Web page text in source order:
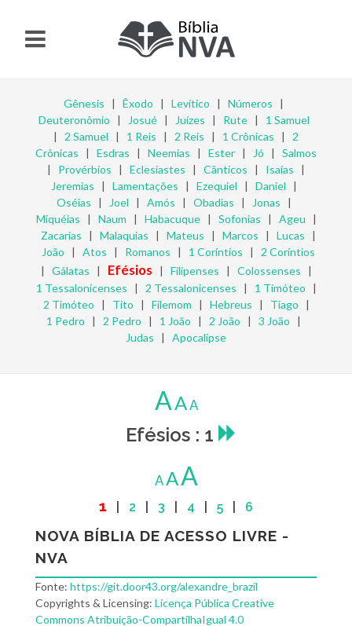
Gênesis | Êxodo | Levítico | Números |
Deuteronômio | Josué| Juízes | Rute| 1 Samuel
| 2 Samuel | 1 Reis | 2 Reis | 1 Crônicas | 2
Crônicas | Esdras | Neemias | Ester | Jó | Salmos
| Provérbios | Eclesiastes | Cânticos | Isaías |
Jeremias | Lamentações | Ezequiel | Daniel |
Oséias | Joel | Amós | Obadias | Jonas |
Miquéias | Naum | Habacuque| Sofonias | Ageu |
Zacarias | Malaquias | Mateus | Marcos | Lucas |
João | Atos | Romanos | 1 Coríntios | 2 Coríntios
| Gálatas | Efésios | Filipenses | Colossenses |
1 Tessalonicenses | 2 Tessalonicenses | 1 Timóteo |
2 Timóteo | Tito | Filemom | Hebreus | Tiago |
1 Pedro | 2 Pedro | 1 João | 2 João | 3 João |
Judas | Apocalipse
AAA
Efésios : 1
AAA
1 2 3 4 5 6
NOVA BÍBLIA DE ACESSO LIVRE -
NVA
Fonte: https://git.door43.org/alexandre_brazil
Copyrights & Licensing: Licença Pública Creative
Commons Atribuição-CompartilhaIgual 4.0